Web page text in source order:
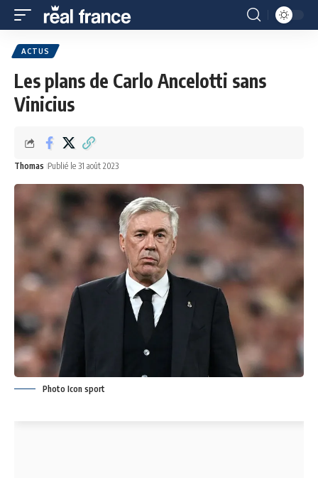
ACTUS
Les plans de Carlo Ancelotti sans
Vinicius
Thomas Publié le 31 août 2023
Photo Icon sport